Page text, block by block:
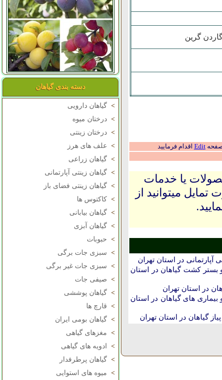
دسته بندی گیاهان
> گیاهان دارویی
> درختان میوه
> درختان زینتی
> علف های هرز
> گیاهان زراعی
> گیاهان زینتی آپارتمانی
> گیاهان زینتی فضای باز
> کاکتوس ها
> گیاهان بیابانی
> گیاهان آبزی
> حبوبات
> سبزی جات برگی
> سبزی جات غیر برگی
> صیفی جات
> گیاهان پوششی
> قارچ ها
> گیاهان بومی ایران
> مغزهای گیاهی
>
ادویه های گیاهی
> گیاهان پرطرفدار
> میوه های استوایی
گرین
صفحهEdit اقدام فرمایید
یا خدمات
میتوانید از
در استان تهران
کشت گیاهان در استان
در استان تهران
های گیاهان در استان
گیاهان در استان تهران